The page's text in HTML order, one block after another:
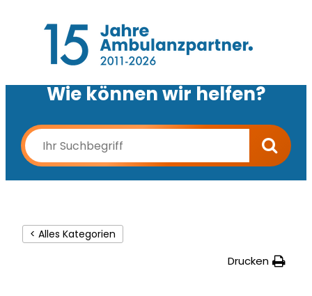
Wie können wir helfen?
< Alles Kategorien
Drucken